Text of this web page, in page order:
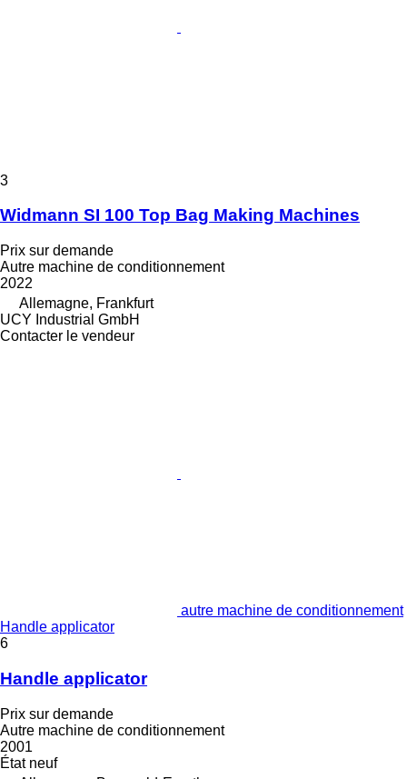
3
Widmann SI 100 Top Bag Making Machines
Prix sur demande
Autre machine de conditionnement
2022
Allemagne, Frankfurt
UCY Industrial GmbH
Contacter le vendeur
autre machine de conditionnement
Handle applicator
6
Handle applicator
Prix sur demande
Autre machine de conditionnement
2001
Étatneuf